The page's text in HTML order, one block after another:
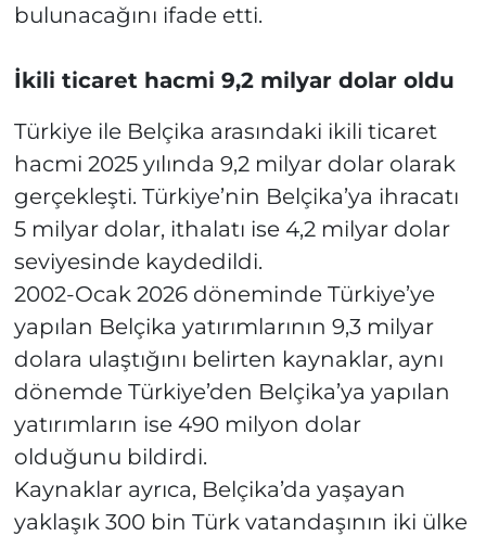
bulunacağını ifade etti.
İkili ticaret hacmi 9,2 milyar dolar oldu
Türkiye ile Belçika arasındaki ikili ticaret
hacmi 2025 yılında 9,2 milyar dolar olarak
gerçekleşti. Türkiye’nin Belçika’ya ihracatı
5 milyar dolar, ithalatı ise 4,2 milyar dolar
seviyesinde kaydedildi.
2002-Ocak 2026 döneminde Türkiye’ye
yapılan Belçika yatırımlarının 9,3 milyar
dolara ulaştığını belirten kaynaklar, aynı
dönemde Türkiye’den Belçika’ya yapılan
yatırımların ise 490 milyon dolar
olduğunu bildirdi.
Kaynaklar ayrıca, Belçika’da yaşayan
yaklaşık 300 bin Türk vatandaşının iki ülke